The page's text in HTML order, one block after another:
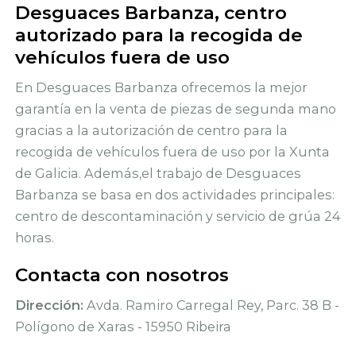
Desguaces Barbanza, centro
autorizado para la recogida de
vehículos fuera de uso
En Desguaces Barbanza ofrecemos la mejor
garantía en la venta de piezas de segunda mano
gracias a la autorización de centro para la
recogida de vehículos fuera de uso por la Xunta
de Galicia. Además,el trabajo de Desguaces
Barbanza se basa en dos actividades principales:
centro de descontaminación y servicio de grúa 24
horas.
Contacta con nosotros
Dirección: Avda. Ramiro Carregal Rey, Parc. 38 B -
Polígono de Xaras - 15950 Ribeira